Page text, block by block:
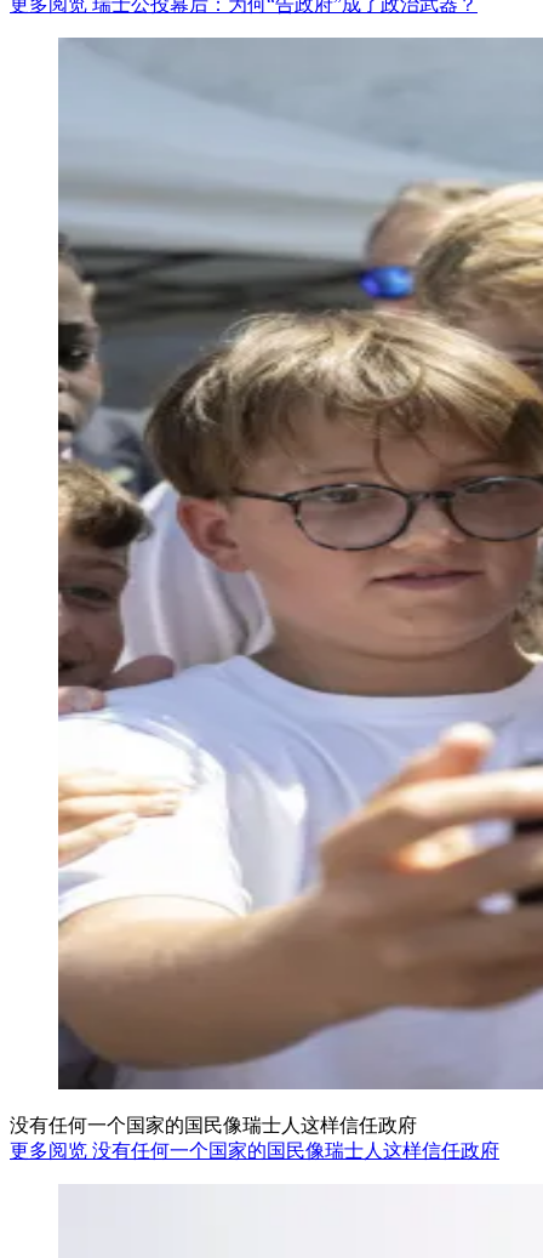
没有任何一个国家的国民像瑞士人这样信任政府
更多阅览 没有任何一个国家的国民像瑞士人这样信任政府